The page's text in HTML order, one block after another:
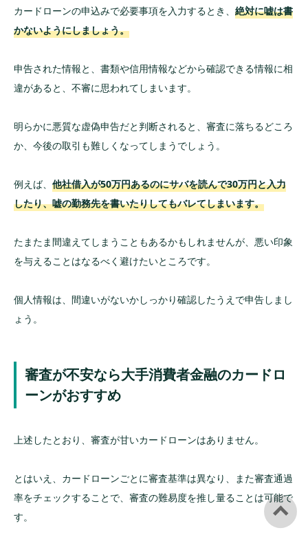
カードローンの申込みで必要事項を入力するとき、 絶対に嘘は書
かないようにしましょう。
申告された情報と、書類や信用情報などから確認できる情報に相
違があると、不審に思われてしまいます。
明らかに悪質な虚偽申告だと判断されると、審査に落ちるどころ
か、今後の取引も難しくなってしまうでしょう。
例えば、 他社借入が50万円あるのにサバを読んで30万円と入力
したり、嘘の勤務先を書いたりしてもバレてしまいます。
たまたま間違えてしまうこともあるかもしれませんが、悪い印象
を与えることはなるべく避けたいところです。
個人情報は、間違いがないかしっかり確認したうえで申告しまし
ょう。
審査が不安なら大手消費者金融のカードロ
ーンがおすすめ
上述したとおり、審査が甘いカードローンはありません。
とはいえ、カードローンごとに審査基準は異なり、また審査通過
率をチェックすることで、審査の難易度を推し量ることは可能で
す。